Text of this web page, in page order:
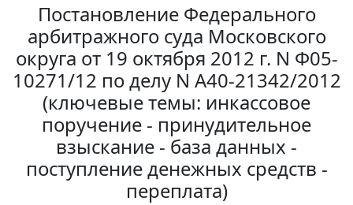
Постановление Федерального
арбитражного суда Московского
округа от 19 октября 2012 г. N Ф05-
10271/12 по делу N А40-21342/2012
(ключевые темы: инкассовое
поручение - принудительное
взыскание - база данных -
поступление денежных средств -
переплата)